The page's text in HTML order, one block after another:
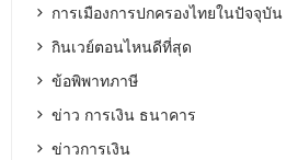
การเมืองการปกครองไทยในปัจจุบัน
กินเวย์ตอนไหนดีที่สุด
ข้อพิพาทภาษี
ข่าว การเงิน ธนาคาร
ข่าวการเงิน